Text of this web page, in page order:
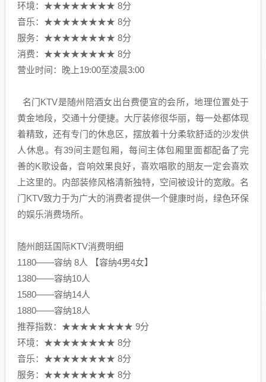
环境：★★★★★★★★ 8分
音乐：★★★★★★★★ 8分
服务：★★★★★★★★ 8分
消费：★★★★★★★★ 8分
营业时间：晚上19:00至凌晨3:00
名门KTV是随州陪酒女出台费便宜的会所，地理位置处于
黄金地段，交通十分便捷。大厅装修很华丽，每一处都体现
着精致，还有专门的休息区，摆放着十分柔软舒适的沙发供
人休息。有39间主题包厢，每间主体包厢里面都配备了完
善的K歌设备，音响效果良好，喜欢唱歌的朋友一定会喜欢
上这里的。内部装修风格清新独特，空间被设计的宽敞。名
门KTV致力于为广大的消费者提供一个健康时尚，绿色环保
的娱乐消费场所。
随州朗廷国际KTV消费明细
1180——容纳 8人 【容纳4男4女】
1380——容纳10人
1580——容纳14人
1880——容纳18人
推荐指数：★★★★★★★★ 9分
环境：★★★★★★★★ 8分
音乐：★★★★★★★★ 8分
服务：★★★★★★★★ 8分